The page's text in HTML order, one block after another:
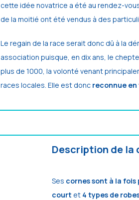
cette idée novatrice a été au rendez-
de la moitié ont été vendus à des
Le regain de la race serait donc dû à la
association puisque, en dix ans, le
plus de 1000, la volonté venant
races locales. Elle est donc reconnue
Description de la
Ses cornes sont à la
court et 4 types de